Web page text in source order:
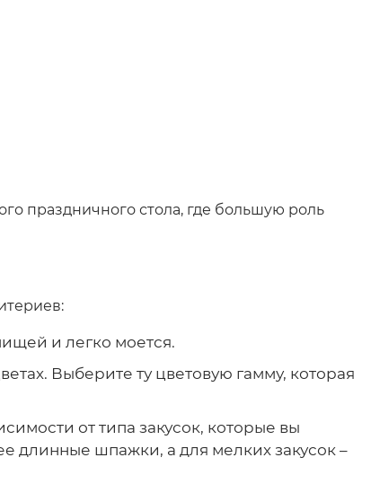
праздничного стола, где большую роль
и легко моется.
Выберите ту цветовую гамму, которая
от типа закусок, которые вы
длинные шпажки, а для мелких закусок –